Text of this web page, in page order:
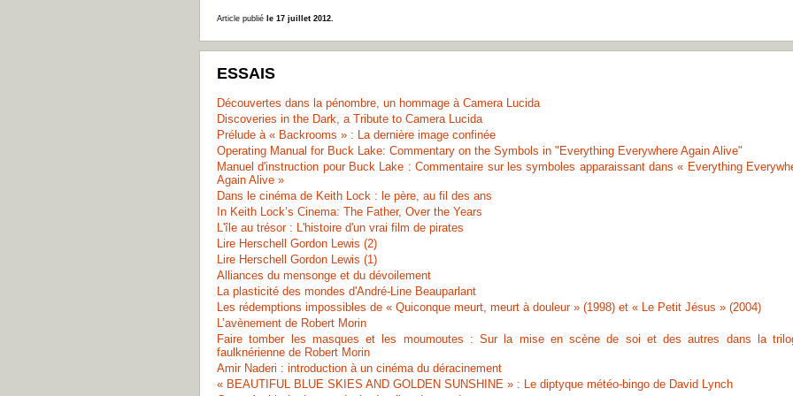
Article publié le 17 juillet 2012.
ESSAIS
Découvertes dans la pénombre, un hommage à Camera Lucida
Discoveries in the Dark, a Tribute to Camera Lucida
Prélude à « Backrooms » : La dernière image confinée
Operating Manual for Buck Lake: Commentary on the Symbols in "Everything Everywhere Again Alive"
Manuel d'instruction pour Buck Lake : Commentaire sur les symboles apparaissant dans « Everything
Again Alive »
Dans le cinéma de Keith Lock : le père, au fil des ans
In Keith Lock’s Cinema: The Father, Over the Years
L'île au trésor : L'histoire d'un vrai film de pirates
Lire Herschell Gordon Lewis (2)
Lire Herschell Gordon Lewis (1)
Alliances du mensonge et du dévoilement
La plasticité des mondes d'André-Line Beauparlant
Les rédemptions impossibles de « Quiconque meurt, meurt à douleur » (1998) et « Le Petit Jésus » (2004)
L’avènement de Robert Morin
Faire tomber les masques et les moumoutes : Sur la mise en scène de soi et des autres dans la
faulknérienne de Robert Morin
Amir Naderi : introduction à un cinéma du déracinement
« BEAUTIFUL BLUE SKIES AND GOLDEN SUNSHINE » : Le diptyque météo-bingo de David Lynch